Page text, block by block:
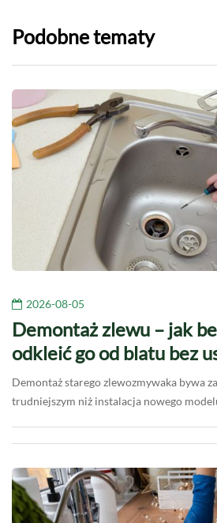
Podobne tematy
2026-08-05
Demontaż zlewu – jak
odkleić go od blatu bez
Demontaż starego zlewozmywaka bywa
trudniejszym niż instalacja nowego